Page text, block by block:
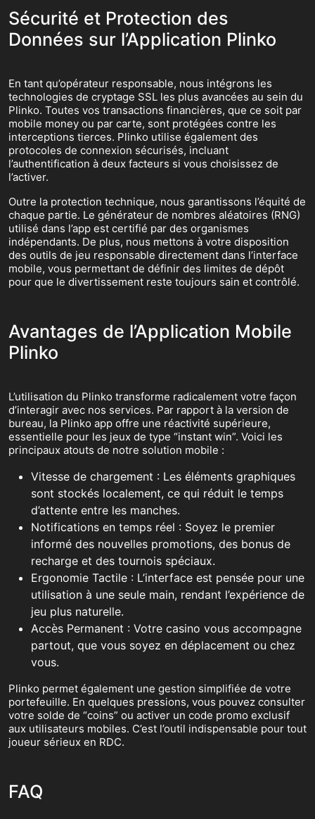
Sécurité et Protection des
Données sur l’Application Plinko
En tant qu’opérateur responsable, nous intégrons les
technologies de cryptage SSL les plus avancées au sein du
Plinko. Toutes vos transactions financières, que ce soit par
mobile money ou par carte, sont protégées contre les
interceptions tierces. Plinko utilise également des
protocoles de connexion sécurisés, incluant
l’authentification à deux facteurs si vous choisissez de
l’activer.
Outre la protection technique, nous garantissons l’équité de
chaque partie. Le générateur de nombres aléatoires (RNG)
utilisé dans l’app est certifié par des organismes
indépendants. De plus, nous mettons à votre disposition
des outils de jeu responsable directement dans l’interface
mobile, vous permettant de définir des limites de dépôt
pour que le divertissement reste toujours sain et contrôlé.
Avantages de l’Application Mobile
Plinko
L’utilisation du Plinko transforme radicalement votre façon
d’interagir avec nos services. Par rapport à la version de
bureau, la Plinko app offre une réactivité supérieure,
essentielle pour les jeux de type “instant win”. Voici les
principaux atouts de notre solution mobile :
Vitesse de chargement : Les éléments graphiques
sont stockés localement, ce qui réduit le temps
d’attente entre les manches.
Notifications en temps réel : Soyez le premier
informé des nouvelles promotions, des bonus de
recharge et des tournois spéciaux.
Ergonomie Tactile : L’interface est pensée pour une
utilisation à une seule main, rendant l’expérience de
jeu plus naturelle.
Accès Permanent : Votre casino vous accompagne
partout, que vous soyez en déplacement ou chez
vous.
Plinko permet également une gestion simplifiée de votre
portefeuille. En quelques pressions, vous pouvez consulter
votre solde de “coins” ou activer un code promo exclusif
aux utilisateurs mobiles. C’est l’outil indispensable pour tout
joueur sérieux en RDC.
FAQ